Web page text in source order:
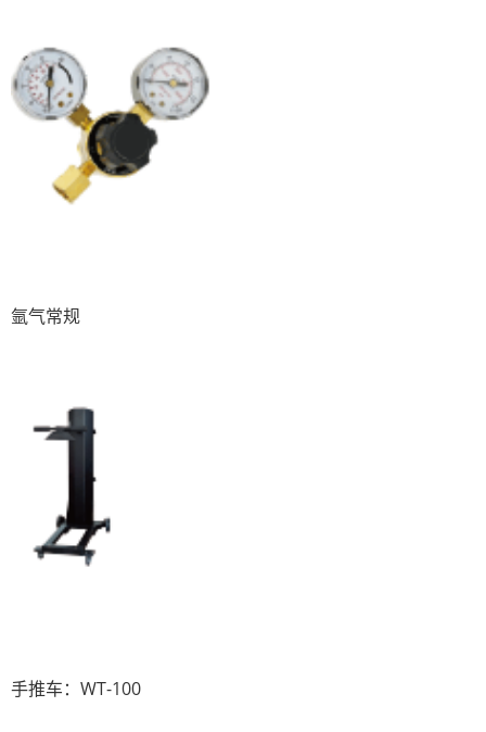
氩气常规
手推车：WT-100